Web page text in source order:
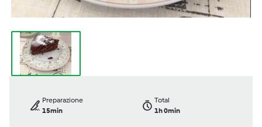
Preparazione
15min
Total
1h 0min